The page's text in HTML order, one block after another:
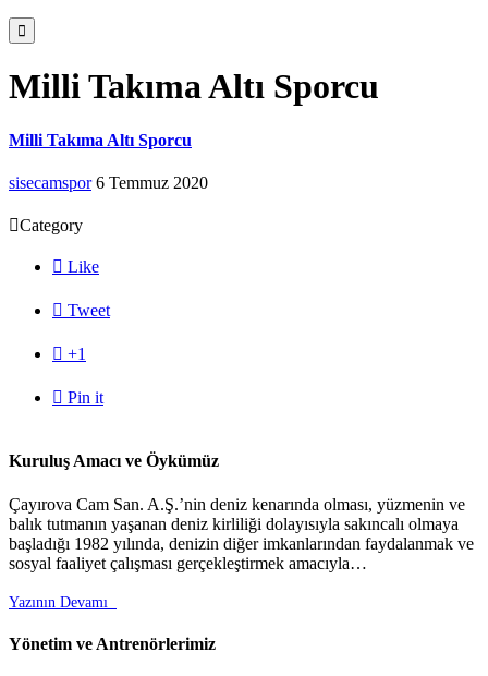

Milli Takıma Altı Sporcu
Milli Takıma Altı Sporcu
sisecamspor 6 Temmuz 2020
Category
 Like
 Tweet
 +1
 Pin it
Kuruluş Amacı ve Öykümüz
Çayırova Cam San. A.Ş.’nin deniz kenarında olması, yüzmenin ve
balık tutmanın yaşanan deniz kirliliği dolayısıyla sakıncalı olmaya
başladığı 1982 yılında, denizin diğer imkanlarından faydalanmak ve
sosyal faaliyet çalışması gerçekleştirmek amacıyla…
Yazının Devamı
Yönetim ve Antrenörlerimiz